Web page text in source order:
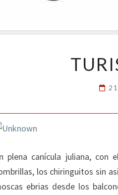
plena canícula juliana, con
los chiringuitos sin
ebrias desde los